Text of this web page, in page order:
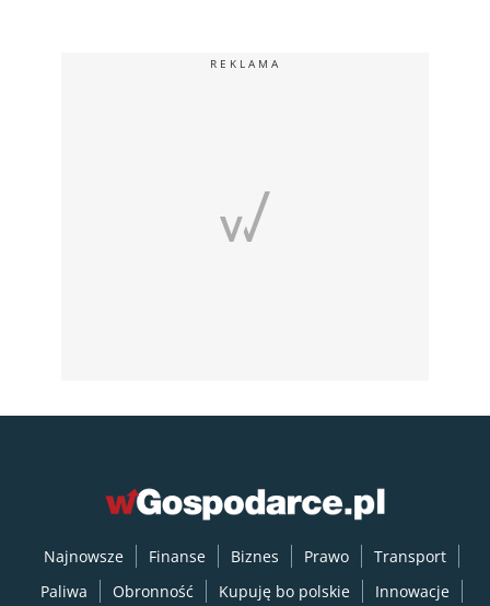
REKLAMA
Najnowsze Finanse Biznes Prawo
Transport
Paliwa
Obronność Kupuję bo polskie Innowacje